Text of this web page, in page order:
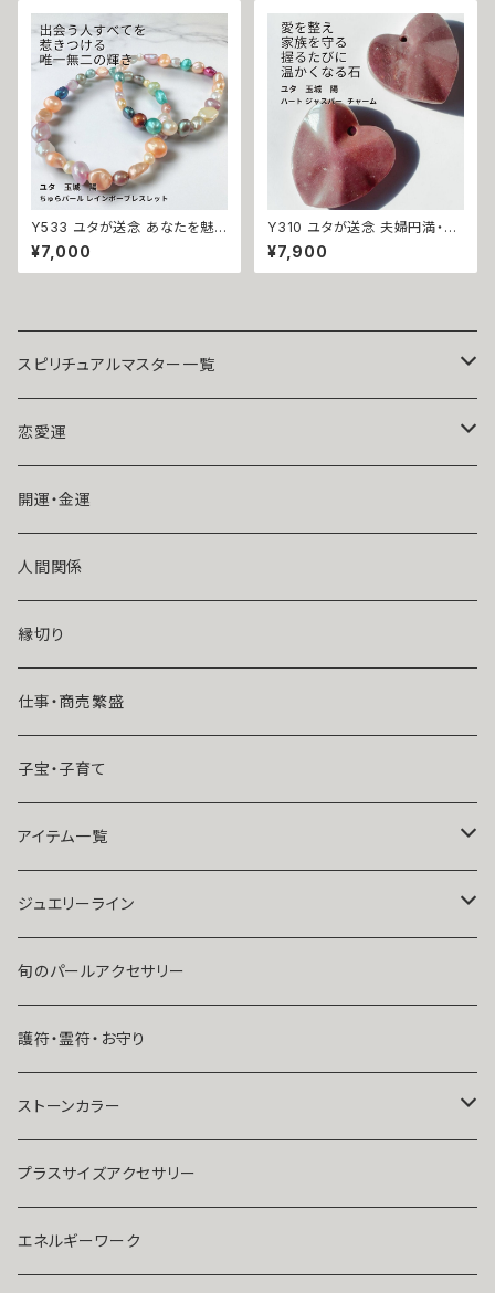
エネルギー 祈祷師 ユタ 占い 送
念 恋愛運 失恋 リセット
ピティ 恋愛運 上昇 お守り 願い
叶う 婚活 縁結び 天然石 恋守り
片思い 縁結び 対人運
Y533 ユタが送念 あなたを魅
了の中心へ 誘いが増えすぎて困
る ちゅらパール レインボーブレ
スレット ユタ 占い 祈祷 送念 真
さ ネイチャーパワー
¥7,000
Y310 ユタが送念 夫婦円満・家
族を守る 愛と絆を結ぶ てぃだ
のくくる珠 ハート ジャスパー チ
ャーム 天然石 お守り 守護守り
直り 縁結び 海 沖縄 玉城 ユタ
¥7,900
スピリチュアルマスター一覧
魔術師アリエル
悪魔術師べリアル
風水師さくら
魔術師恋雪
魔術師N.Kelly
魔術師Sara Serendipity
祈祷師澪央
ユタ玉城陽
恋愛運
片思い
ライバルの居る恋（略奪したい）
年齢差のある恋（年上・年下）
マンネリ気味の恋
遠距離
復縁したい・取り戻したい愛情
人に言えない関係
出会いが欲しい
結婚したい
人気運・モテる
開運・金運
人間関係
縁切り
仕事・商売繁盛
子宝・子育て
アイテム一覧
ネックレス
ブレスレット・アンクレット
リング
イヤリング・ピアス
ストラップ・キーホルダー
マスクピアス
ジュエリーライン
Ｋ１０
K１４
Ｋ１８
プラチナ
ダイヤモンド
旬のパールアクセサリー
護符・霊符・お守り
ストーンカラー
クリア
ブルー
プラスサイズアクセサリー
エネルギーワーク